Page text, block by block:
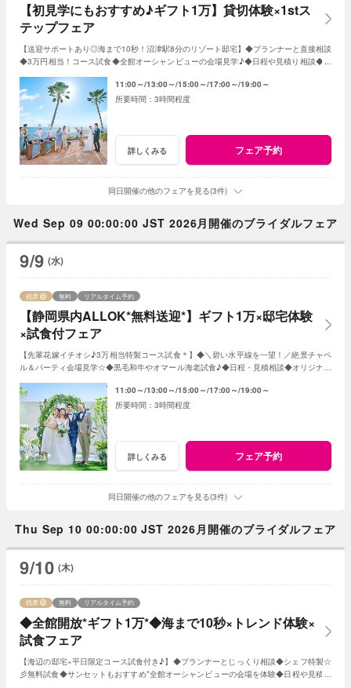
【初見学にもおすすめ♪ギフト1万】貸切体験×1stス
テップフェア
【送迎サポートあり◎海まで10秒！沼津駅8分のリゾート邸宅】◆プランナーと直接相談
◆3万円相当！コース試食◆全館オーシャンビューの会場見学♪◆日程や見積り相談◆オ
11:00～ 13:00～ 15:00～ 17:00～ 19:00～
3時間程度
詳しくみる フェア予約
同日開催の他のフェアを見る(3件)
Wed Sep 09 00:00:00 JST 2026月開催のブライダルフェア
9/9 (水)
【静岡県内ALLOK*無料送迎*】ギフト1万×邸宅体験
×試食付フェア
残席 無料 リアルタイム予約
【先輩花嫁イチオシ♪3万相当特製コース試食＊】◆＼碧い水平線を一望！／絶景チャペ
ル＆パーティ会場見学☆◆黒毛和牛やオマール海老試食♪◆日程・見積相談◆オリジナル
11:00～ 13:00～ 15:00～ 17:00～ 19:00～
3時間程度
詳しくみる フェア予約
同日開催の他のフェアを見る(3件)
Thu Sep 10 00:00:00 JST 2026月開催のブライダルフェア
9/10 (木)
◆全館開放*ギフト1万*◆海まで10秒×トレンド体験×
試食フェア
残席 無料 リアルタイム予約
【海辺の邸宅×平日限定コース試食付き♪】◆プランナーとじっくり相談◆シェフ特製☆
彡無料試食◆サンセットもおすすめ*全館オーシャンビューの会場を体験◆日程や見積り